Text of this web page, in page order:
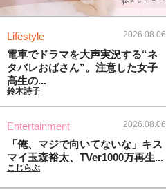
Lifestyle 2026.08.06
電車でドラマを大声実況する“ネ
タバレおばさん”。注意した女子
高生の...
鈴木詩子
Entertainment 2026.08.06
「俺、マジで向いてないな」キス
マイ玉森裕太、TVer1000万再生...
こじらぶ